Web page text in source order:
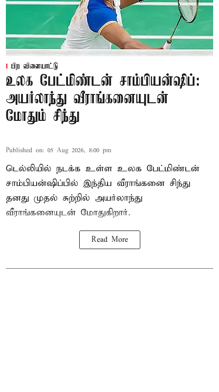
பிற விளையாட்டு
உலக பேட்மிண்டன் சாம்பியன்ஷிப்:
அயர்லாந்து வீராங்கனையுடன்
மோதும் சிந்து
Published on: 05 Aug 2026, 8:00 pm
டெல்லியில் நடக்க உள்ள உலக பேட்மிண்டன்
சாம்பியன்ஷிப்பில் இந்திய வீராங்கனை சிந்து
தனது முதல் சுற்றில் அயர்லாந்து
வீராங்கனையுடன் மோதுகிறார்.
Read More